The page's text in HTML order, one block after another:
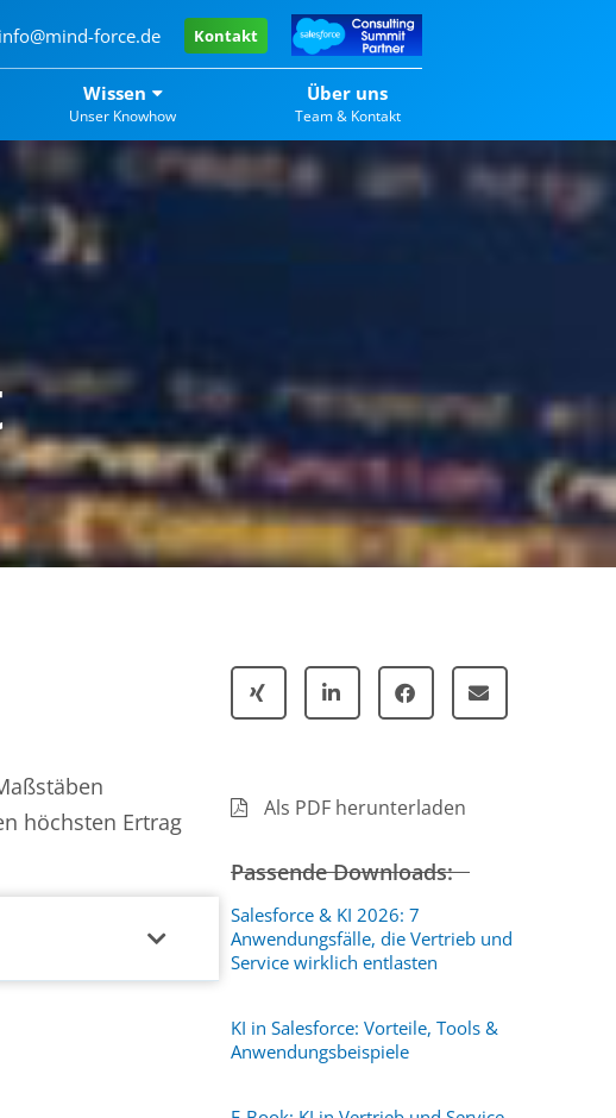
info@mind-force.de Kontakt
Wissen
Unser Knowhow
Über uns
Team & Kontakt
höchsten Ertrag
Als PDF herunterladen
Passende Downloads:
Salesforce & KI 2026: 7
Anwendungsfälle, die Vertrieb und
Service wirklich entlasten
KI in Salesforce: Vorteile, Tools &
Anwendungsbeispiele